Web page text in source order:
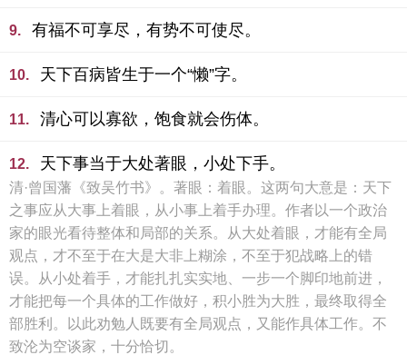
9. 有福不可享尽，有势不可使尽。
10. 天下百病皆生于一个“懒”字。
11. 清心可以寡欲，饱食就会伤体。
12. 天下事当于大处著眼，小处下手。
清·曾国藩《致吴竹书》。著眼：着眼。这两句大意是：天下
之事应从大事上着眼，从小事上着手办理。作者以一个政治
家的眼光看待整体和局部的关系。从大处着眼，才能有全局
观点，才不至于在大是大非上糊涂，不至于犯战略上的错
误。从小处着手，才能扎扎实实地、一步一个脚印地前进，
才能把每一个具体的工作做好，积小胜为大胜，最终取得全
部胜利。以此劝勉人既要有全局观点，又能作具体工作。不
致沦为空谈家，十分恰切。